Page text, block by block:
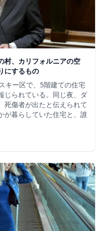
村、カリフォルニアの空
にするもの
キー区で、5階建ての住宅
じられている。同じ夜、ダ
死傷者が出たと伝えられて
が暮らしていた住宅と、誰